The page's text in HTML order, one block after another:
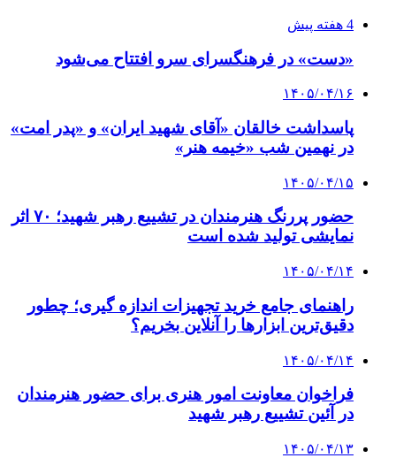
4 هفته پیش
«دست» در فرهنگسرای سرو افتتاح می‌شود
۱۴۰۵/۰۴/۱۶
پاسداشت خالقان «آقای شهید ایران» و «پدر امت»
در نهمین شب «خیمه هنر»
۱۴۰۵/۰۴/۱۵
حضور پررنگ هنرمندان در تشییع رهبر شهید؛ ۷۰ اثر
نمایشی تولید شده است
۱۴۰۵/۰۴/۱۴
راهنمای جامع خرید تجهیزات اندازه گیری؛ چطور
دقیق‌ترین ابزارها را آنلاین بخریم؟
۱۴۰۵/۰۴/۱۴
فراخوان معاونت امور هنری برای حضور هنرمندان
در آئین تشییع رهبر شهید
۱۴۰۵/۰۴/۱۳